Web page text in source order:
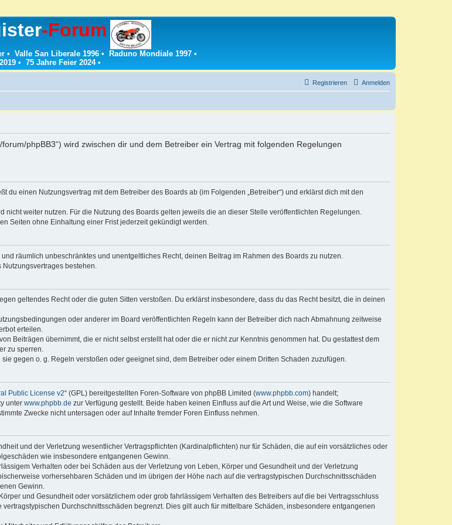
-Forum
• Valle San Liberale 1996 • Raduno Mondiale 1997 •
• 75 Jahre Feier 2024•
Anmelden
Registrieren
phpBB3“) wird zwischen dir und dem Betreiber ein Vertrag mit folgenden Regelungen
du einen Nutzungsvertrag mit dem Betreiber des Boards ab (im Folgenden „Betreiber“) und erklärst dich mit den
weiter nutzen. Für die Nutzung des Boards gelten jeweils die an dieser Stelle veröffentlichten Regelungen.
Seiten ohne Einhaltung einer Frist jederzeit gekündigt werden.
räumlich unbeschränktes und unentgeltliches Recht, deinen Beitrag im Rahmen des Boards zu nutzen.
bestehen.
geltendes Recht oder die guten Sitten verstoßen. Du erklärst insbesondere, dass du das Recht besitzt, die in deinen
oder anderer im Board veröffentlichten Regeln kann der Betreiber dich nach Abmahnung zeitweise
erteilen.
Beiträgen übernimmt, die er nicht selbst erstellt hat oder die er nicht zur Kenntnis genommen hat. Du gestattest dem
zu sperren.
gegen o. g. Regeln verstoßen oder geeignet sind, dem Betreiber oder einem Dritten Schaden zuzufügen.
Public License v2“ (GPL) bereitgestellten Foren-Software von phpBB Limited (www.phpbb.com) handelt;
unter www.phpbb.de zur Verfügung gestellt. Beide haben keinen Einfluss auf die Art und Weise, wie die Software
Zwecke nicht untersagen oder auf Inhalte fremder Foren Einfluss nehmen.
und der Verletzung wesentlicher Vertragspflichten (Kardinalpflichten) nur für Schäden, die auf ein vorsätzliches oder
wie insbesondere entgangenen Gewinn.
Verhalten oder bei Schäden aus der Verletzung von Leben, Körper und Gesundheit und der Verletzung
vorhersehbaren Schäden und im übrigen der Höhe nach auf die vertragstypischen Durchschnittsschäden
Gewinn.
und Gesundheit oder vorsätzlichem oder grob fahrlässigem Verhalten des Betreibers auf die bei Vertragsschluss
Durchschnittsschäden begrenzt. Dies gilt auch für mittelbare Schäden, insbesondere entgangenen